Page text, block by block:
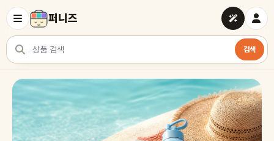
퍼니즈
상품 검색
검색
여러 쇼핑몰 상품을 한곳에서 찾아보세요